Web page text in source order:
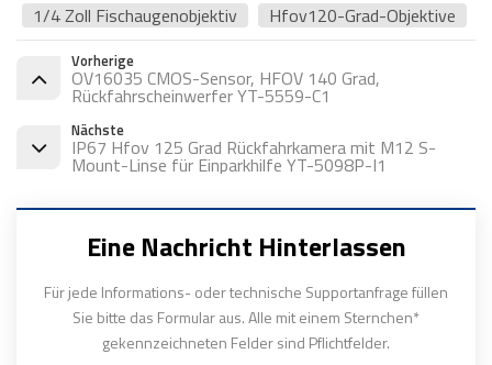
1/4 Zoll Fischaugenobjektiv
Hfov120-Grad-Objektive
Vorherige
OV16035 CMOS-Sensor, HFOV 140 Grad,
Rückfahrscheinwerfer YT-5559-C1
Nächste
IP67 Hfov 125 Grad Rückfahrkamera mit M12 S-
Mount-Linse für Einparkhilfe YT-5098P-I1
Eine Nachricht Hinterlassen
Für jede Informations- oder technische Supportanfrage füllen
Sie bitte das Formular aus. Alle mit einem Sternchen*
gekennzeichneten Felder sind Pflichtfelder.